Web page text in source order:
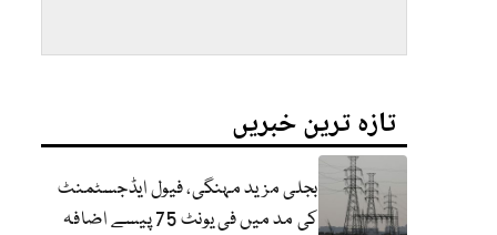
تازہ ترین خبریں
بجلی مزید مہنگی، فیول ایڈجسٹمنٹ
کی مد میں فی یونٹ 75 پیسے اضافہ